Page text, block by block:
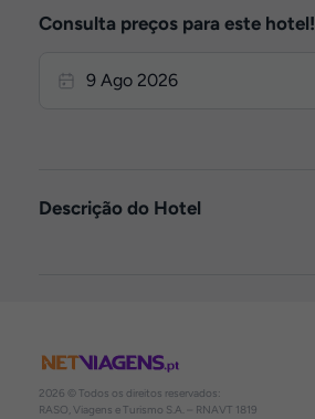
Consulta preços para este hotel!
Descrição do Hotel
2026 © Todos os direitos reservados:
RASO, Viagens e Turismo S.A. – RNAVT 1819